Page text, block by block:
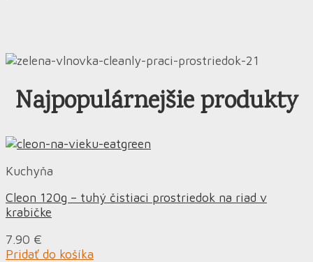
Najpopulárnejšie produkty
Kuchyňa
Cleon 120g – tuhý čistiaci prostriedok na riad v
krabičke
7.90 €
Pridať do košíka